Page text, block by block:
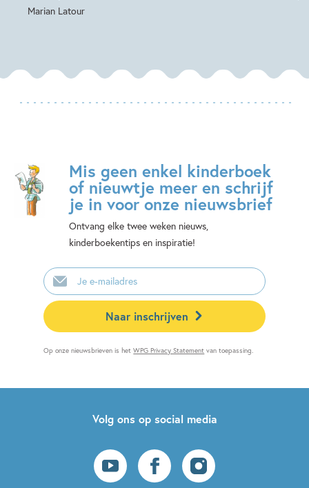
Marian Latour
Mis geen enkel kinderboek
of nieuwtje meer en schrijf
je in voor onze nieuwsbrief
Ontvang elke twee weken nieuws,
kinderboekentips en inspiratie!
E-
mailadres
Naar inschrijven
Op onze nieuwsbrieven is hetWPG Privacy Statement van toepassing.
Volg ons op social media